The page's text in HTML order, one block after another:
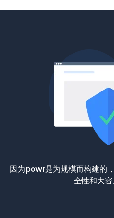
因为powr是为规模而构建的
全性和大容